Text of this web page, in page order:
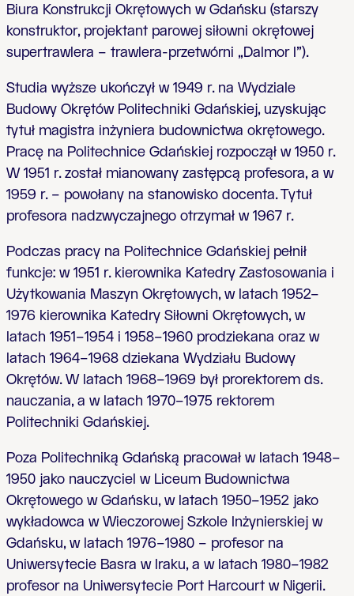
Biura Konstrukcji Okrętowych w Gdańsku (starszy
konstruktor, projektant parowej siłowni okrętowej
supertrawlera – trawlera-przetwórni „Dalmor I”).
Studia wyższe ukończył w 1949 r. na Wydziale
Budowy Okrętów Politechniki Gdańskiej, uzyskując
tytuł magistra inżyniera budownictwa okrętowego.
Pracę na Politechnice Gdańskiej rozpoczął w 1950 r.
W 1951 r. został mianowany zastępcą profesora, a w
1959 r. – powołany na stanowisko docenta. Tytuł
profesora nadzwyczajnego otrzymał w 1967 r.
Podczas pracy na Politechnice Gdańskiej pełnił
funkcje: w 1951 r. kierownika Katedry Zastosowania i
Użytkowania Maszyn Okrętowych, w latach 1952–
1976 kierownika Katedry Siłowni Okrętowych, w
latach 1951–1954 i 1958–1960 prodziekana oraz w
latach 1964–1968 dziekana Wydziału Budowy
Okrętów. W latach 1968–1969 był prorektorem ds.
nauczania, a w latach 1970–1975 rektorem
Politechniki Gdańskiej.
Poza Politechniką Gdańską pracował w latach 1948–
1950 jako nauczyciel w Liceum Budownictwa
Okrętowego w Gdańsku, w latach 1950–1952 jako
wykładowca w Wieczorowej Szkole Inżynierskiej w
Gdańsku, w latach 1976–1980 – profesor na
Uniwersytecie Basra w Iraku, a w latach 1980–1982
profesor na Uniwersytecie Port Harcourt w Nigerii.